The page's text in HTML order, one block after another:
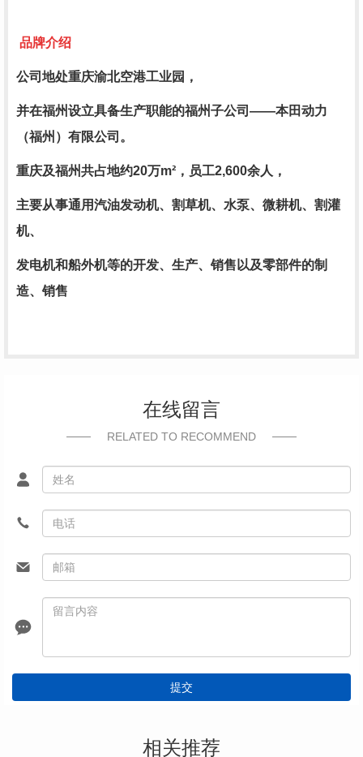
品牌介绍
公司地处重庆渝北空港工业园，
并在福州设立具备生产职能的福州子公司——本田动力
（福州）有限公司。
重庆及福州共占地约20万m²，员工2,600余人，
主要从事通用汽油发动机、割草机、水泵、微耕机、割灌
机、
发电机和船外机等的开发、生产、销售以及零部件的制
造、销售
在线留言
RELATED TO RECOMMEND
提交
相关推荐